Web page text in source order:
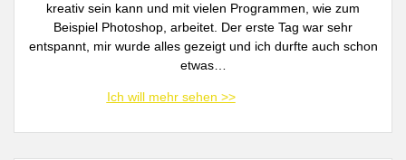
kreativ sein kann und mit vielen Programmen, wie zum
Beispiel Photoshop, arbeitet. Der erste Tag war sehr
entspannt, mir wurde alles gezeigt und ich durfte auch schon
etwas…